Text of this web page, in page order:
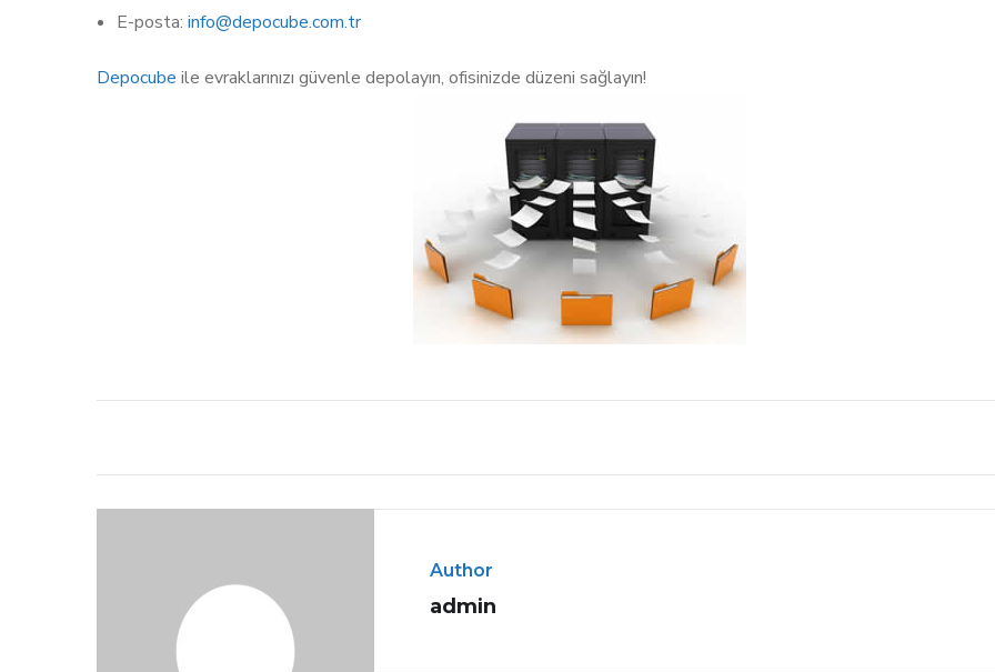
E-posta: info@depocube.com.tr
Depocube ile evraklarınızı güvenle depolayın, ofisinizde düzeni sağlayın!
Author
admin